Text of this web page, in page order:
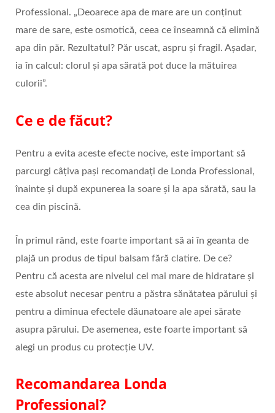
Professional. „Deoarece apa de mare are un conținut
mare de sare, este osmotică, ceea ce înseamnă că elimină
apa din păr. Rezultatul? Păr uscat, aspru și fragil. Așadar,
ia în calcul: clorul și apa sărată pot duce la mătuirea
culorii”.
Ce e de făcut?
Pentru a evita aceste efecte nocive, este important să
parcurgi câțiva pași recomandați de Londa Professional,
înainte și după expunerea la soare și la apa sărată, sau la
cea din piscină.
În primul rând, este foarte important să ai în geanta de
plajă un produs de tipul balsam fără clatire. De ce?
Pentru că acesta are nivelul cel mai mare de hidratare și
este absolut necesar pentru a păstra sănătatea părului și
pentru a diminua efectele dăunatoare ale apei sărate
asupra părului. De asemenea, este foarte important să
alegi un produs cu protecție UV.
Recomandarea Londa
Professional?